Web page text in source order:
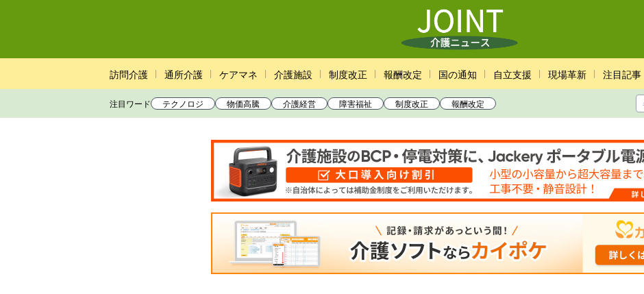
訪問介護 通所介護 ケアマネ 介護施設 制度改正 報酬改定 国の通知 自立支援 現場革新 注目記事
注目ワード テクノロジ 物価高騰 介護経営 障害福祉 制度改正 報酬改定